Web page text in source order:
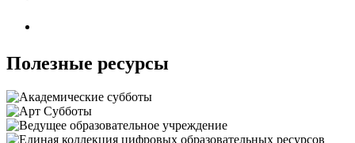
Полезные ресурсы